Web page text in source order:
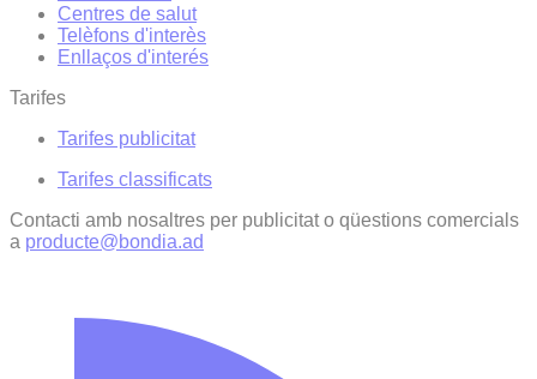
Centres de salut
Telèfons d'interès
Enllaços d'interés
Tarifes
Tarifes publicitat
Tarifes classificats
Contacti amb nosaltres per publicitat o qüestions comercials
a producte@bondia.ad